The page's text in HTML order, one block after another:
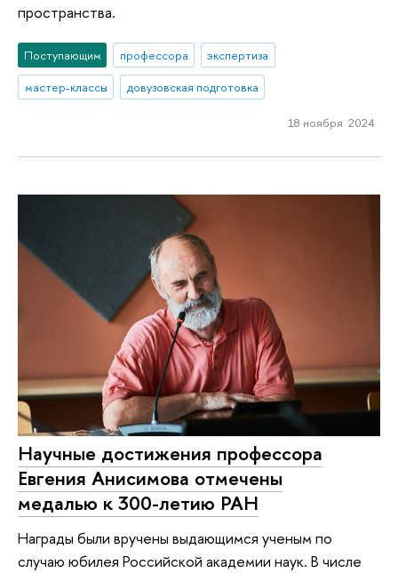
пространства.
Поступающим профессора
экспертиза
мастер-классы
довузовская подготовка
18 ноября 2024
Научные достижения профессора
Евгения Анисимова отмечены
медалью к 300-летию РАН
Награды были вручены выдающимся ученым по
случаю юбилея Российской академии наук. В числе